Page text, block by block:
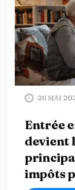
26 MAI
Entrée
devient
impôts